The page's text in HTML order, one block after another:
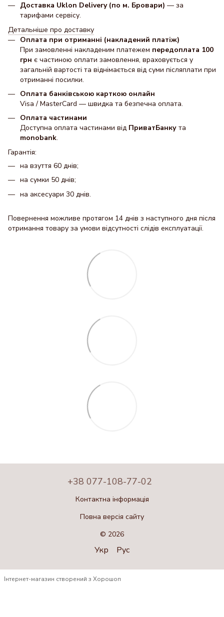
Доставка Uklon Delivery (по м. Бровари) — за
тарифами сервісу.
Детальніше про доставку
Оплата при отриманні (накладений платіж)
При замовленні накладеним платежем передоплата 100
грн є частиною оплати замовлення, враховується у
загальній вартості та віднімається від суми післяплати при
отриманні посилки.
Оплата банківською карткою онлайн
Visa / MasterCard — швидка та безпечна оплата.
Оплата частинами
Доступна оплата частинами від ПриватБанку та
monobank.
Гарантія:
на взуття 60 днів;
на сумки 50 днів;
на аксесуари 30 днів.
Повернення можливе протягом 14 днів з наступного дня після
отримання товару за умови відсутності слідів експлуатації.
+38 077-108-77-02
Контактна інформація
Повна версія сайту
© 2026
Укр Рус
Інтернет-магазин створений з Хорошоп